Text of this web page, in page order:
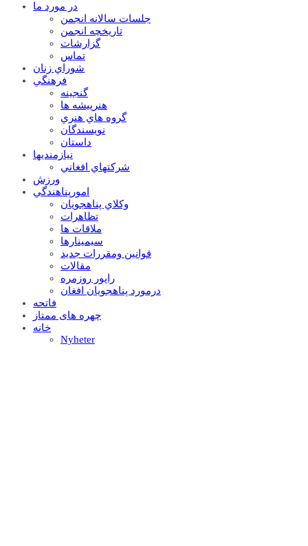
در مورد ما
جلسات سالانه انجمن
تاریخچه انجمن
گزارشات
تماس
شوراي زنان
فرهنگي
گنجينه
هنرپيشه ها
گروه هاي هنري
نويسندگان
داستان
نيازمنديها
شرکتهاي افغاني
ورزش
امورپناهندگي
وکلاي پناهجويان
تظاهرات
ملاقات ها
سيمينارها
قوانين ومقررات جديد
مقالات
راپور روزمره
درمورد پناهجويان افغان
فاتحه
چهره های ممتاز
خانه
Nyheter